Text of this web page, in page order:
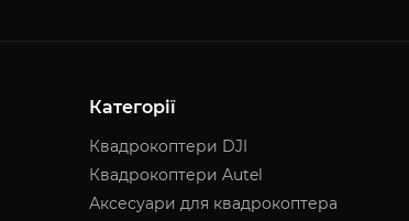
Категорії
Квадрокоптери DJI
Квадрокоптери Autel
Аксесуари для квадрокоптера